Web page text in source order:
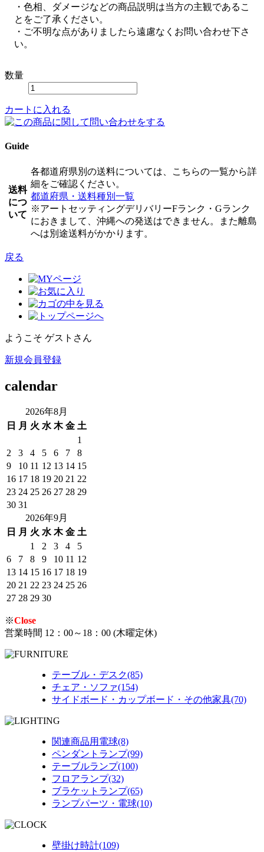
・色相、ダメージなどの商品説明は当方の主観であるこ
とをご了承ください。
・ご不明な点がありましたら遠慮なくお問い合わせ下さ
い。
数量
カートに入れる
Guide
送料
につ
いて
各都道府県別の送料については、こちらの一覧から詳
細をご確認ください。
都道府県・送料種別一覧
※アートセッティングデリバリーFランク・Gランク
におきまして、沖縄への発送はできません。また離島
へは別途送料がかかります。
戻る
ようこそ ゲストさん
新規会員登録
calendar
2026年8月
日
月 火 水 木 金 土
1
2
3 4 5 6 7
8
9
10 11 12 13 14 15
16 17 18 19 20 21 22
23 24 25 26 27 28 29
30 31
2026年9月
日
月 火 水 木 金 土
1
2 3 4
5
6
7 8 9 10 11 12
13 14 15 16 17 18 19
20 21 22 23 24 25 26
27 28 29 30
※Close
営業時間 12：00～18：00 (木曜定休)
テーブル・デスク(85)
チェア・ソファ(154)
サイドボード・カップボード・その他家具(70)
関連商品用電球(8)
ペンダントランプ(99)
テーブルランプ(100)
フロアランプ(32)
ブラケットランプ(65)
ランプパーツ・電球(10)
壁掛け時計(109)